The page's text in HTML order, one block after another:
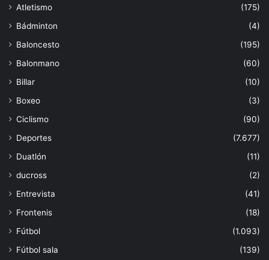
Atletismo
(175)
Bádminton
(4)
Baloncesto
(195)
Balonmano
(60)
Billar
(10)
Boxeo
(3)
Ciclismo
(90)
Deportes
(7.677)
Duatlón
(11)
ducross
(2)
Entrevista
(41)
Frontenis
(18)
Fútbol
(1.093)
Fútbol sala
(139)